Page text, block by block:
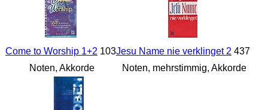
Come to Worship 1+2 103
Noten, Akkorde
Jesu Name nie verklinget 2 437
Noten, mehrstimmig, Akkorde